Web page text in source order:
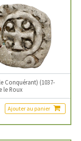
Conquérant) (1037-
le Roux
Ajouter au panier